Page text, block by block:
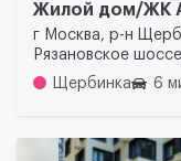
Жилой дом/ЖК
г Москва, р-н
Рязановское
Щербинка
6